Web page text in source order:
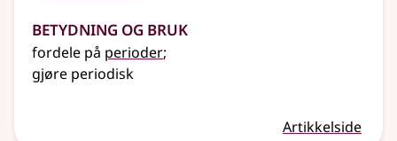
Betydning og bruk
fordele på perioder;
gjøre periodisk
Artikkelside